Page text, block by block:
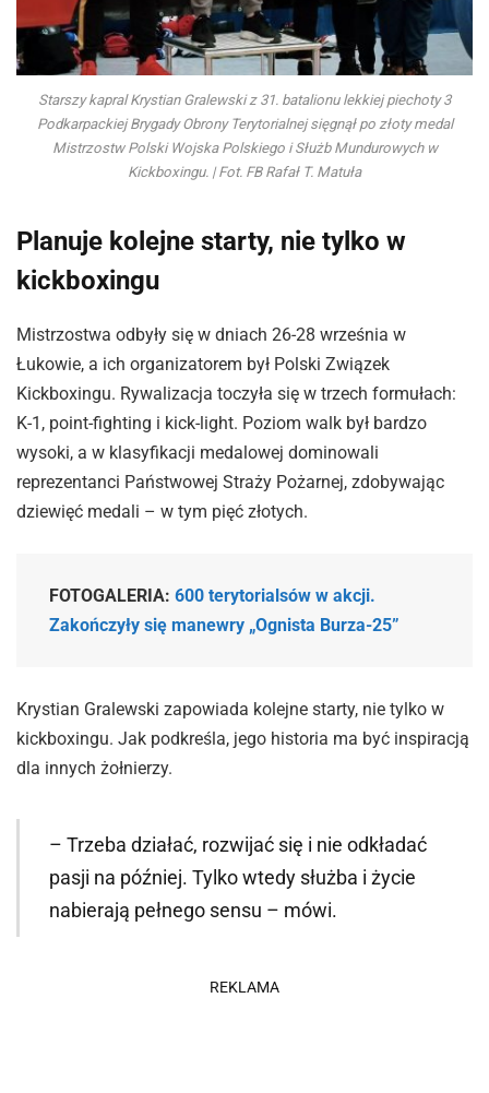
Starszy kapral Krystian Gralewski z 31. batalionu lekkiej piechoty 3
Podkarpackiej Brygady Obrony Terytorialnej sięgnął po złoty medal
Mistrzostw Polski Wojska Polskiego i Służb Mundurowych w
Kickboxingu. | Fot. FB Rafał T. Matuła
Planuje kolejne starty, nie tylko w
kickboxingu
Mistrzostwa odbyły się w dniach 26-28 września w
Łukowie, a ich organizatorem był Polski Związek
Kickboxingu. Rywalizacja toczyła się w trzech formułach:
K-1, point-fighting i kick-light. Poziom walk był bardzo
wysoki, a w klasyfikacji medalowej dominowali
reprezentanci Państwowej Straży Pożarnej, zdobywając
dziewięć medali – w tym pięć złotych.
FOTOGALERIA: 600 terytorialsów w akcji.
Zakończyły się manewry „Ognista Burza-25”
Krystian Gralewski zapowiada kolejne starty, nie tylko w
kickboxingu. Jak podkreśla, jego historia ma być inspiracją
dla innych żołnierzy.
– Trzeba działać, rozwijać się i nie odkładać
pasji na później. Tylko wtedy służba i życie
nabierają pełnego sensu – mówi.
REKLAMA